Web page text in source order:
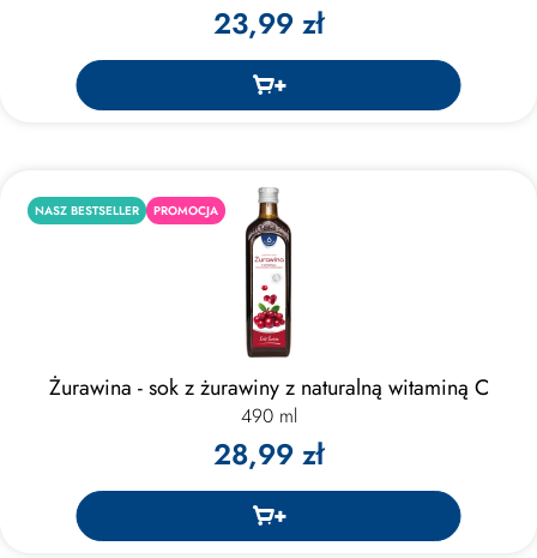
23,99 zł
NASZ BESTSELLER PROMOCJA
Żurawina - sok z żurawiny z naturalną witaminą C
490 ml
28,99 zł